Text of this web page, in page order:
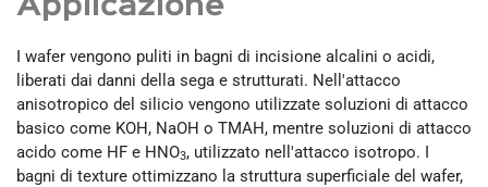
Applicazione
I wafer vengono puliti in bagni di incisione alcalini o acidi,
liberati dai danni della sega e strutturati. Nell'attacco
anisotropico del silicio vengono utilizzate soluzioni di attacco
basico come KOH, NaOH o TMAH, mentre soluzioni di attacco
acido come HF e HNO3, utilizzato nell'attacco isotropo. I
bagni di texture ottimizzano la struttura superficiale del wafer,